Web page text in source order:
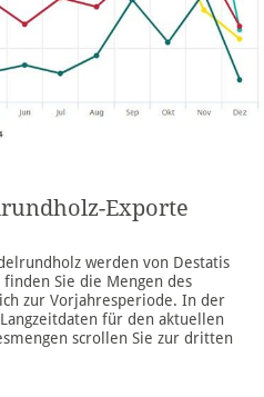
Exporte
werden von Destatis
Sie die Mengen des
zur Vorjahresperiode. In der
für den aktuellen
scrollen Sie zur dritten